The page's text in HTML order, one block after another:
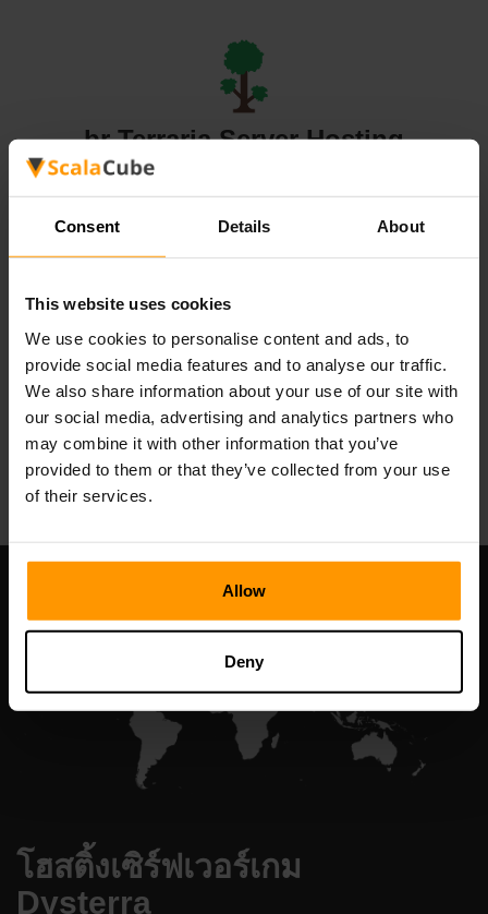
Consent Details About
This website uses cookies
We use cookies to personalise content and ads, to
provide social media features and to analyse our traffic.
We also share information about your use of our site with
our social media, advertising and analytics partners who
may combine it with other information that you’ve
provided to them or that they’ve collected from your use
of their services.
Allow
Deny
br Terraria Server Hosting
br Valheim Server Hosting
All Games
โฮสติ้งเซิร์ฟเวอร์เกม
Dysterra